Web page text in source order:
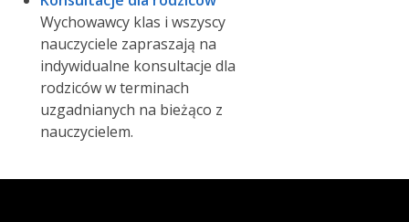
Wychowawcy klas i wszyscy
nauczyciele zapraszają na
indywidualne konsultacje dla
rodziców w terminach
uzgadnianych na bieżąco z
nauczycielem.